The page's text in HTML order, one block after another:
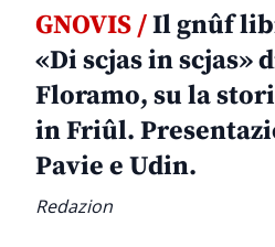
GNOVIS /Il gnûf
«Di scjas in scjas»
Floramo, su la
in Friûl.
Pavie e Udin.
Redazion